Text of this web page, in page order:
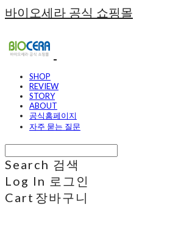
바이오세라 공식 쇼핑몰
SHOP
REVIEW
STORY
ABOUT
공식홈페이지
자주 묻는 질문
Search 검색
Log In 로그인
Cart 장바구니